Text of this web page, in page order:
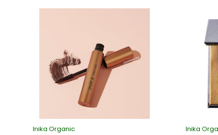
Inika Organic Inika